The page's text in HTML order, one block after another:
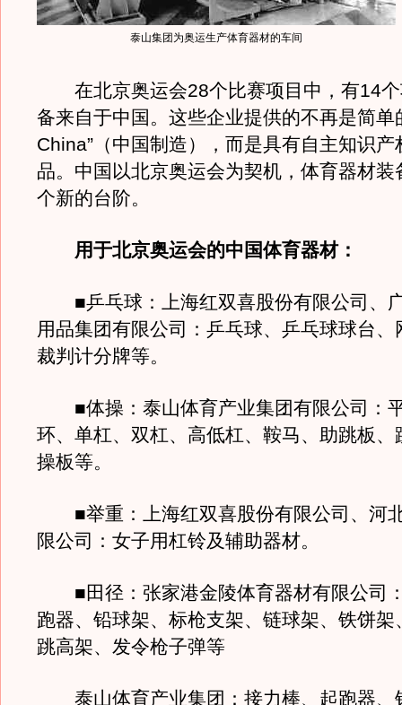
泰山集团为奥运生产体育器材的车间
在北京奥运会28个比赛项目中，有14个
备来自于中国。这些企业提供的不再是简单
China”（中国制造），而是具有自主知识
品。中国以北京奥运会为契机，体育器材装
个新的台阶。
用于北京奥运会的中国体育器材：
■乒乓球：上海红双喜股份有限公司、
用品集团有限公司：乒乓球、乒乓球球台、
裁判计分牌等。
■体操：泰山体育产业集团有限公司：
环、单杠、双杠、高低杠、鞍马、助跳板、
操板等。
■举重：上海红双喜股份有限公司、河
限公司：女子用杠铃及辅助器材。
■田径：张家港金陵体育器材有限公司
跑器、铅球架、标枪支架、链球架、铁饼架
跳高架、发令枪子弹等
泰山体育产业集团：接力棒、起跑器、